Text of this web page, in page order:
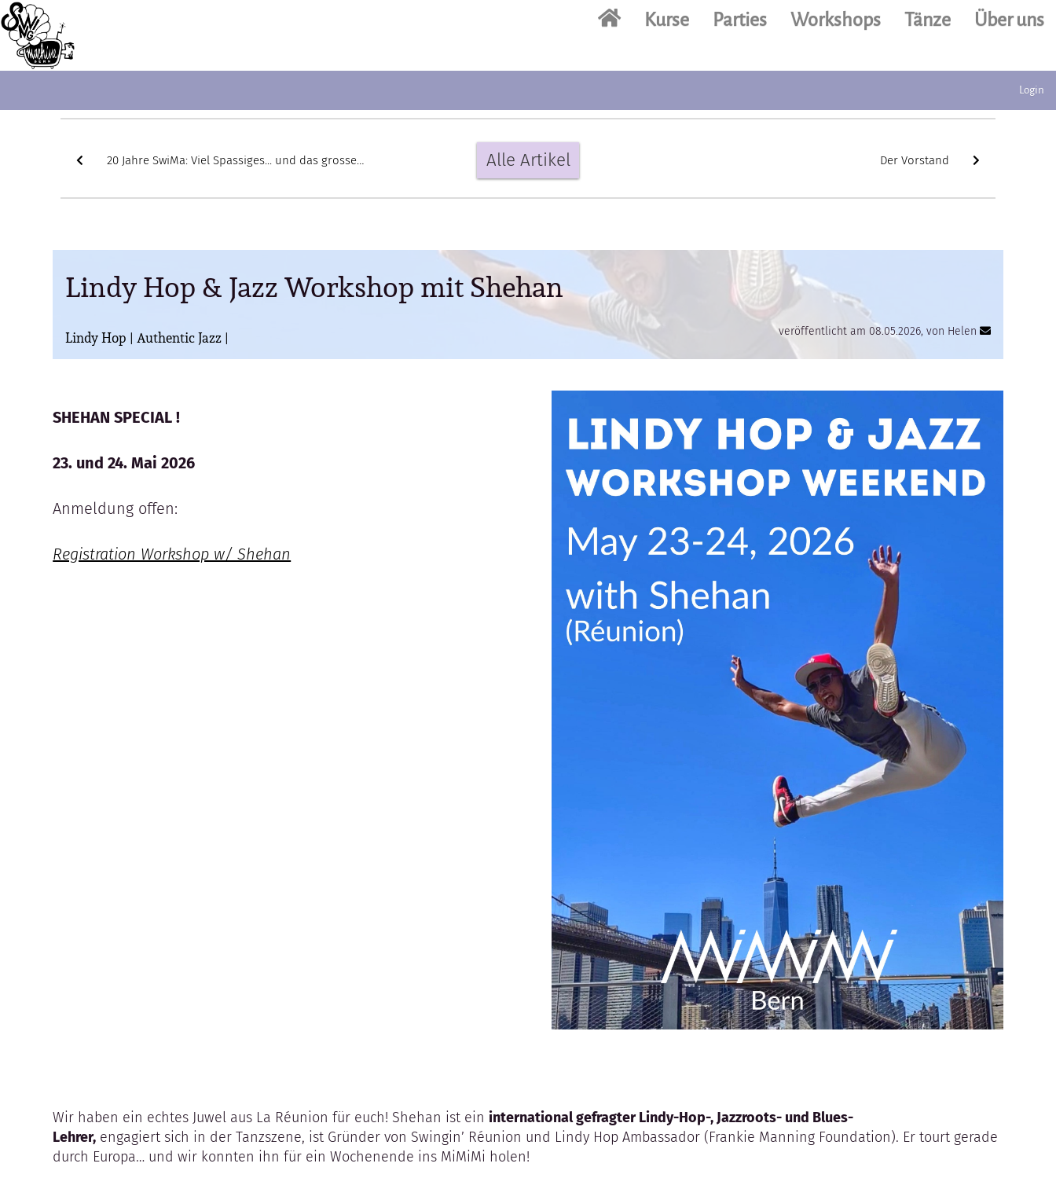
Kurse Parties Workshops Tänze Über uns
Login
20 Jahre SwiMa: Viel Spassiges... und das grosse
Alle Artikel Der Vorstand
Lindy Hop & Jazz Workshop mit Shehan
Lindy Hop |Authentic Jazz | veröffentlicht am 08.05.2026, von Helen
SHEHAN SPECIAL !
23. und 24. Mai 2026
Anmeldung offen:
Registration Workshop w/ Shehan
Wir haben ein echtes Juwel aus La Réunion für euch! Shehan ist eininternational gefragter Lindy-Hop-, Jazzroots- und Blues-
Lehrer, engagiert sich in der Tanzszene, ist Gründer von Swingin’ Réunion und Lindy Hop Ambassador (Frankie Manning Foundation). Er tourt gerade
durch Europa… und wir konnten ihn für ein Wochenende ins MiMiMi holen!